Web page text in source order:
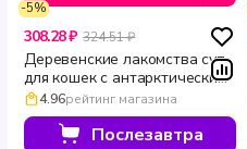
-5%
308.28 ₽ 324.51 ₽
Деревенские лакомства суп
для кошек с антарктическим
крилем пауч 4 шт по 35 г
4.96рейтинг магазина
Послезавтра